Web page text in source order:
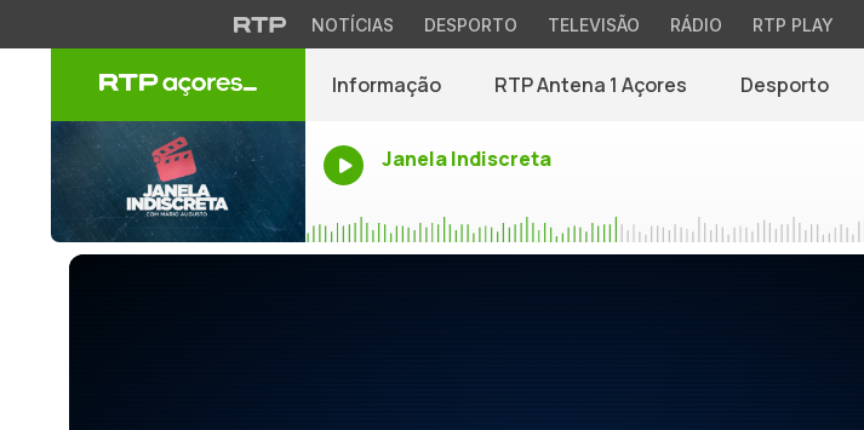
NOTÍCIAS DESPORTO TELEVISÃO RÁDIO RTP PLAY
Informação RTP Antena 1 Açores Desporto
Janela Indiscreta